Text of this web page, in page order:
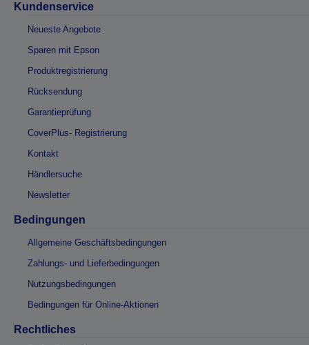
Kundenservice
Neueste Angebote
Sparen mit Epson
Produktregistrierung
Rücksendung
Garantieprüfung
CoverPlus- Registrierung
Kontakt
Händlersuche
Newsletter
Bedingungen
Allgemeine Geschäftsbedingungen
Zahlungs- und Lieferbedingungen
Nutzungsbedingungen
Bedingungen für Online-Aktionen
Rechtliches